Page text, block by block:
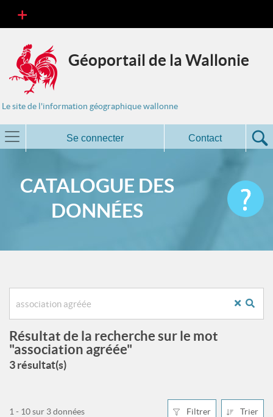
Géoportail de la Wallonie
Le site de l'information géographique wallonne
Se connecter Contact
CATALOGUE DES
DONNÉES
Résultat de la recherche sur le mot
"association agréée"
3 résultat(s)
Filtrer Trier
1 - 10 sur 3 données